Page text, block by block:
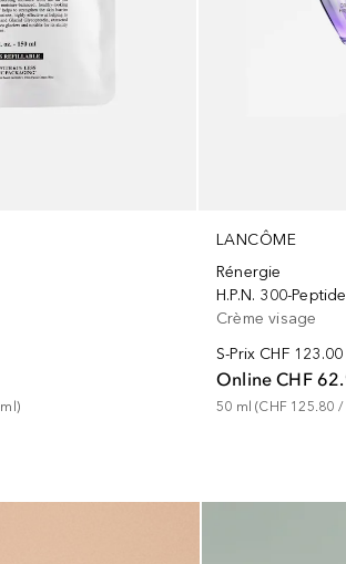
ml )
LANCÔME
Rénergie
H.P.N. 300-
Crème visage
S-Prix CHF 123.00
Online CHF
50 ml (CHF 125.80 /